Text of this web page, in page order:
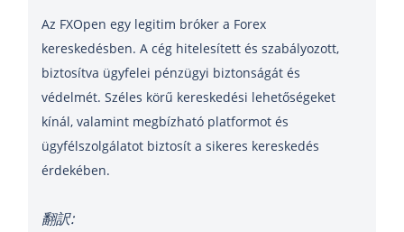
Az FXOpen egy legitim bróker a Forex
kereskedésben. A cég hitelesített és szabályozott,
biztosítva ügyfelei pénzügyi biztonságát és
védelmét. Széles körű kereskedési lehetőségeket
kínál, valamint megbízható platformot és
ügyfélszolgálatot biztosít a sikeres kereskedés
érdekében.
翻訳: